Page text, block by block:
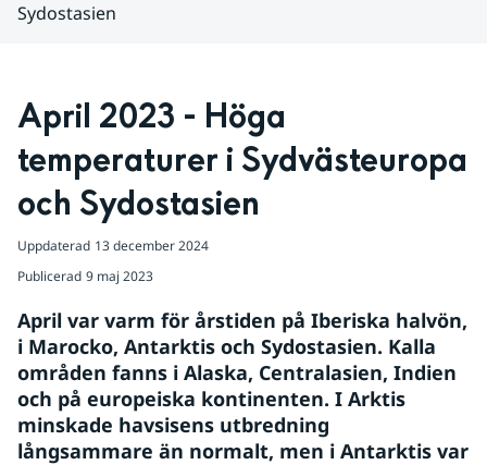
Sydostasien
April 2023 - Höga
temperaturer i Sydvästeuropa
och Sydostasien
Uppdaterad 13 december 2024
Publicerad 9 maj 2023
April var varm för årstiden på Iberiska halvön,
i Marocko, Antarktis och Sydostasien. Kalla
områden fanns i Alaska, Centralasien, Indien
och på europeiska kontinenten. I Arktis
minskade havsisens utbredning
långsammare än normalt, men i Antarktis var